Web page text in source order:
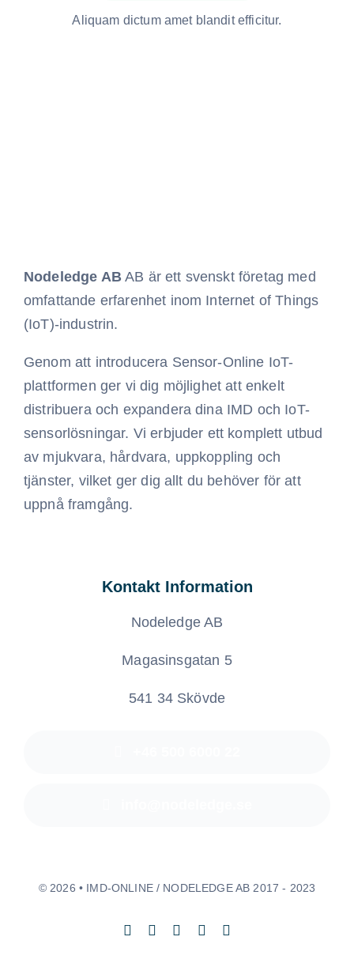
Aliquam dictum amet blandit efficitur.
Nodeledge AB AB är ett svenskt företag med
omfattande erfarenhet inom Internet of Things
(IoT)-industrin.
Genom att introducera Sensor-Online IoT-
plattformen ger vi dig möjlighet att enkelt
distribuera och expandera dina IMD och IoT-
sensorlösningar. Vi erbjuder ett komplett utbud
av mjukvara, hårdvara, uppkoppling och
tjänster, vilket ger dig allt du behöver för att
uppnå framgång.
Kontakt Information
Nodeledge AB
Magasinsgatan 5
541 34 Skövde
© 2026 • IMD-ONLINE / NODELEDGE AB 2017 - 2023